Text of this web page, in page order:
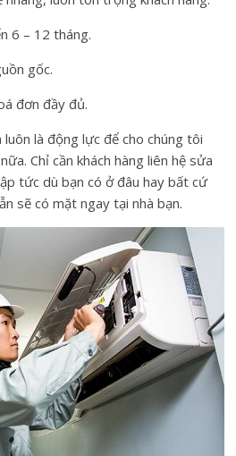
6 – 12 tháng.
gốc.
đơn đầy đủ.
luôn là động lực để cho chúng tôi
Chỉ cần khách hàng liên hệ sửa
tức dù bạn có ở đâu hay bất cứ
sẽ có mặt ngay tại nhà bạn.